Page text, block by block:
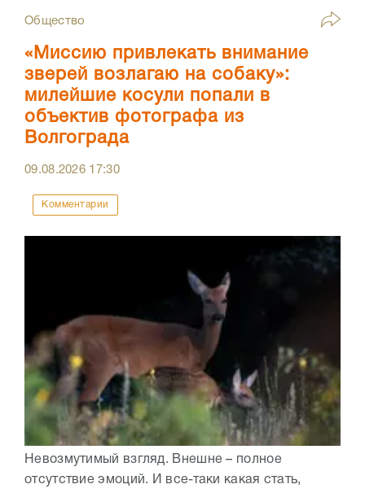
Общество
«Миссию привлекать внимание
зверей возлагаю на собаку»:
милейшие косули попали в
объектив фотографа из
Волгограда
09.08.2026 17:30
Комментарии
Невозмутимый взгляд. Внешне – полное
отсутствие эмоций. И все-таки какая стать,